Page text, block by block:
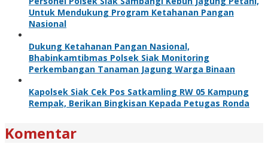
Untuk Mendukung Program Ketahanan Pangan
Nasional
Dukung Ketahanan Pangan Nasional,
Bhabinkamtibmas Polsek Siak Monitoring
Perkembangan Tanaman Jagung Warga Binaan
Kapolsek Siak Cek Pos Satkamling RW 05 Kampung
Rempak, Berikan Bingkisan Kepada Petugas Ronda
Komentar